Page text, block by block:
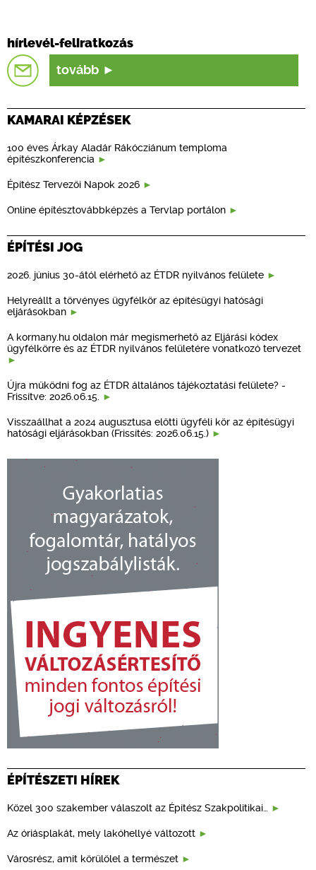
hírlevél-feliratkozás
tovább
KAMARAI KÉPZÉSEK
100 éves Árkay Aladár Rákócziánum temploma
építészkonferencia
Építész Tervezői Napok 2026
Online építésztovábbképzés a Tervlap portálon
ÉPÍTÉSI JOG
2026. június 30-ától elérhető az ÉTDR nyilvános felülete
Helyreállt a törvényes ügyfélkör az építésügyi hatósági
eljárásokban
A kormany.hu oldalon már megismerhető az Eljárási kódex
ügyfélkörre és az ÉTDR nyilvános felületére vonatkozó tervezet
Újra működni fog az ÉTDR általános tájékoztatási felülete? -
Frissítve: 2026.06.15.
Visszaállhat a 2024 augusztusa előtti ügyféli kör az építésügyi
hatósági eljárásokban (Frissítés: 2026.06.15.)
ÉPÍTÉSZETI HÍREK
Közel 300 szakember válaszolt az Építész Szakpolitikai…
Az óriásplakát, mely lakóhellyé változott
Városrész, amit körülölel a természet